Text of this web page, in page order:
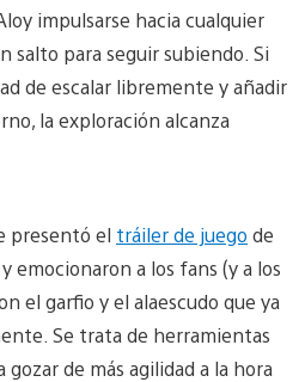
impulsarse hacia cualquier
salto para seguir subiendo. Si
de escalar libremente y añadir
la exploración alcanza
presentó el tráiler de juego de
emocionaron a los fans (y a los
el garfio y el alaescudo que ya
Se trata de herramientas
de más agilidad a la hora